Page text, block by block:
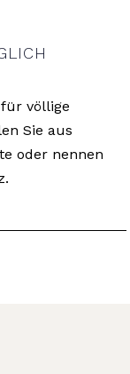
völlige
Sie aus
oder nennen